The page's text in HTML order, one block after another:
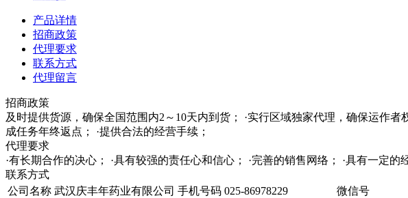
产品详情
招商政策
代理要求
联系方式
代理留言
招商政策
及时提供货源，确保全国范围内2～10天内到货； ·实行区域独家代理，确保运作
成任务年终返点； ·提供合法的经营手续；
代理要求
·有长期合作的决心； ·具有较强的责任心和信心； ·完善的销售网络； ·具有一定
联系方式
公司名称 武汉庆丰年药业有限公司 手机号码 025-86978229
微信号